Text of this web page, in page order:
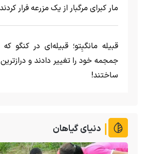
مار کبرای مرگبار از یک مزرعه‌ فرار
قبیله مانگبِتو؛ قبیله‌ای در کنگو
جمجمه خود را تغییر دادند و
ساختند!
دنیای گیاهان